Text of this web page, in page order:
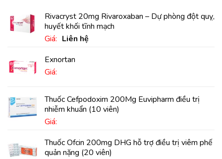
Rivacryst 20mg Rivaroxaban – Dự phòng đột quỵ,
huyết khối tĩnh mạch
Giá: Liên hệ
Exnortan
Giá:
Thuốc Cefpodoxim 200Mg Euvipharm điều trị
nhiễm khuẩn (10 viên)
Giá:
Thuốc Ofcin 200mg DHG hỗ trợ điều trị viêm phế
quản nặng (20 viên)